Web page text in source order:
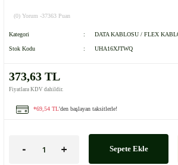
(0) Yorum -37363 Puan
Kategori DATA KABLOSU / FLEX
Stok Kodu UHA16XJTWQ
373,63 TL
Fiyatlara KDV dahildir.
*69,54 TL'den başlayan taksitlerle!
Sepete Ekle